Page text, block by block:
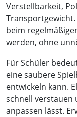
Verstellbarkeit,
beim
werden, ohne
Für Schüler
eine saubere
entwickeln kann.
schnell verstauen
anpassen lässt.